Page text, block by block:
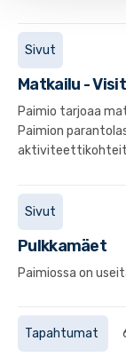
Sivut
Matkailu -
Paimio tarjoaa
Paimion
Sivut
Pulkkamäet
Paimiossa on
Tapahtumat